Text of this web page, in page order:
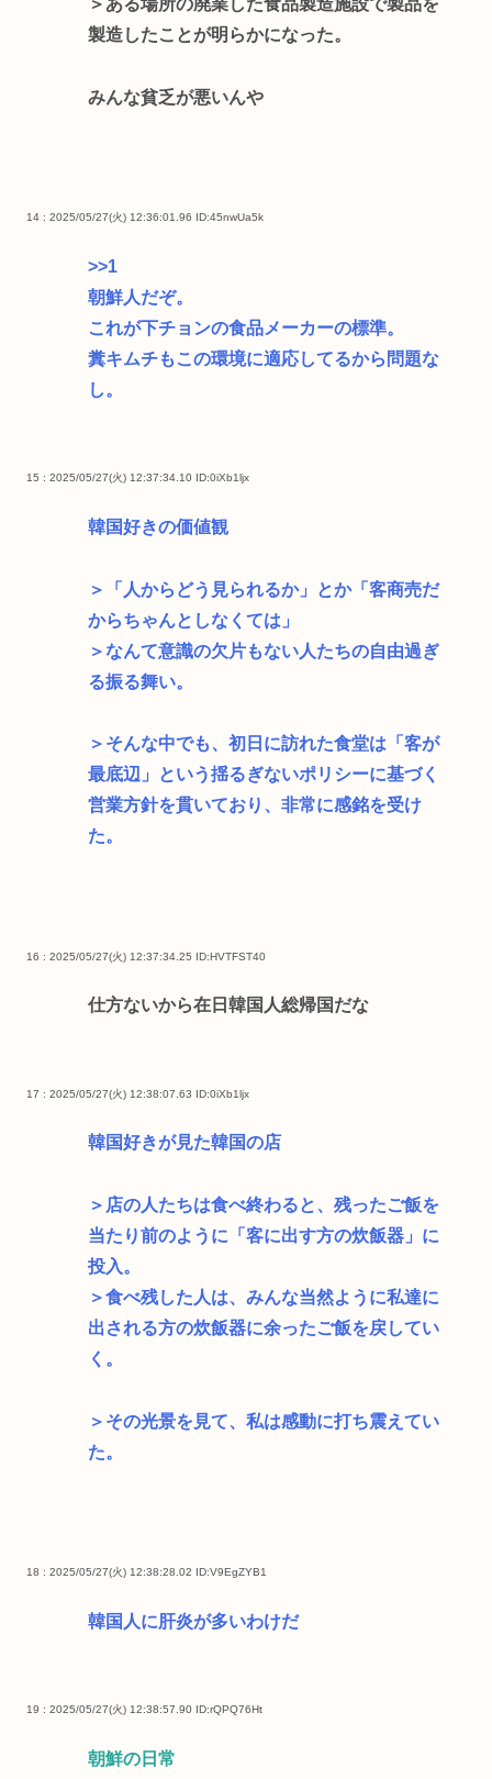
＞ある場所の廃業した食品製造施設で製品を
製造したことが明らかになった。
みんな貧乏が悪いんや
14 : 2025/05/27(火) 12:36:01.96 ID:45nwUa5k
>>1
朝鮮人だぞ。
これが下チョンの食品メーカーの標準。
糞キムチもこの環境に適応してるから問題な
し。
15 : 2025/05/27(火) 12:37:34.10 ID:0iXb1ljx
韓国好きの価値観
＞「人からどう見られるか」とか「客商売だ
からちゃんとしなくては」
＞なんて意識の欠片もない人たちの自由過ぎ
る振る舞い。
＞そんな中でも、初日に訪れた食堂は「客が
最底辺」という揺るぎないポリシーに基づく
営業方針を貫いており、非常に感銘を受け
た。
16 : 2025/05/27(火) 12:37:34.25 ID:HVTFST40
仕方ないから在日韓国人総帰国だな
17 : 2025/05/27(火) 12:38:07.63 ID:0iXb1ljx
韓国好きが見た韓国の店
＞店の人たちは食べ終わると、残ったご飯を
当たり前のように「客に出す方の炊飯器」に
投入。
＞食べ残した人は、みんな当然ように私達に
出される方の炊飯器に余ったご飯を戻してい
く。
＞その光景を見て、私は感動に打ち震えてい
た。
18 : 2025/05/27(火) 12:38:28.02 ID:V9EgZYB1
韓国人に肝炎が多いわけだ
19 : 2025/05/27(火) 12:38:57.90 ID:rQPQ76Ht
朝鮮の日常